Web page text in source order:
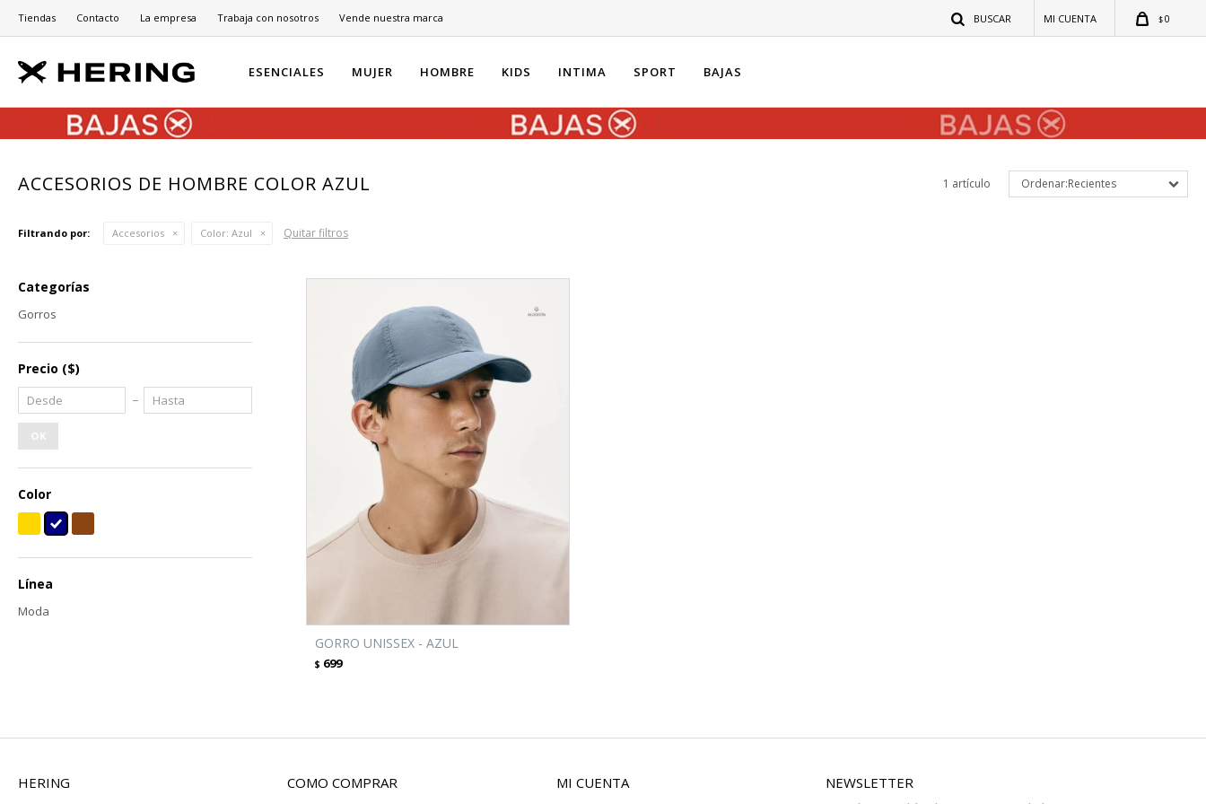
ESENCIALES MUJER HOMBRE KIDS INTIMA SPORT BAJAS
$0
Tiendas Contacto La empresa Trabaja con nosotros Vende nuestra marca
ACCESORIOS DE HOMBRE COLOR AZUL 1 artículo Recientes
Filtrando por: Accesorios Color: Azul Quitar filtros
GORRO UNISSEX - AZUL
$ 699
Categorías
Gorros
Precio ($)
OK
Color
Línea
Moda
HERING COMO COMPRAR MI CUENTA NEWSLETTER